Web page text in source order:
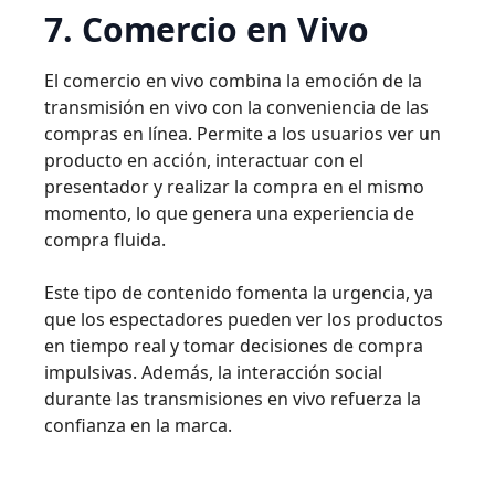
7. Comercio en Vivo
El comercio en vivo combina la emoción de la
transmisión en vivo con la conveniencia de las
compras en línea. Permite a los usuarios ver un
producto en acción, interactuar con el
presentador y realizar la compra en el mismo
momento, lo que genera una experiencia de
compra fluida.
Este tipo de contenido fomenta la urgencia, ya
que los espectadores pueden ver los productos
en tiempo real y tomar decisiones de compra
impulsivas. Además, la interacción social
durante las transmisiones en vivo refuerza la
confianza en la marca.